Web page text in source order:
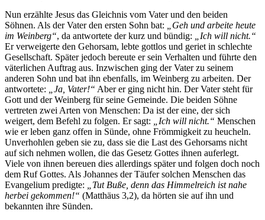
Nun erzählte Jesus das Gleichnis vom Vater und den beiden
Söhnen. Als der Vater den ersten Sohn bat:
„Geh und arbeite heute
im Weinberg“, da antwortete der kurz und bündig:
„Ich will nicht.“
Er verweigerte den Gehorsam, lebte gottlos und geriet in schlechte
Gesellschaft. Später jedoch bereute er sein Verhalten und führte den
väterlichen Auftrag aus. Inzwischen ging der Vater zu seinem
anderen Sohn und bat ihn ebenfalls, im Weinberg zu arbeiten. Der
antwortete:
„Ja, Vater!“ Aber er ging nicht hin. Der Vater steht für
Gott und der Weinberg für seine Gemeinde. Die beiden Söhne
vertreten zwei Arten von Menschen: Da ist der eine, der sich
weigert, dem Befehl zu folgen. Er sagt:
„Ich will nicht.“ Menschen
wie er leben ganz offen in Sünde, ohne Frömmigkeit zu heucheln.
Unverhohlen geben sie zu, dass sie die Last des Gehorsams nicht
auf sich nehmen wollen, die das Gesetz Gottes ihnen auferlegt.
Viele von ihnen bereuen dies allerdings später und folgen doch noch
dem Ruf Gottes. Als Johannes der Täufer solchen Menschen das
Evangelium predigte:
„Tut Buße, denn das Himmelreich ist nahe
herbei gekommen!“ (Matthäus 3,2), da hörten sie auf ihn und
bekannten ihre Sünden.